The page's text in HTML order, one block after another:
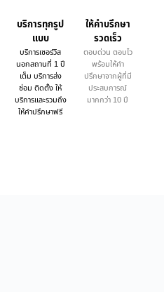
บริการทุกรูป
แบบ
บริการเซอร์วิส
นอกสถานที่ 1 ปี
เต็ม บริการส่ง
ซ่อม ติดตั้ง ให้
บริการและรวมถึง
ให้คำปรึกษาฟรี
ให้คำบรึกษา
รวดเร็ว
ตอบด่วน ตอบไว
พร้อมให้คำ
ปรึกษาจากผู้ที่มี
ประสบการณ์
มากกว่า 10 ปี